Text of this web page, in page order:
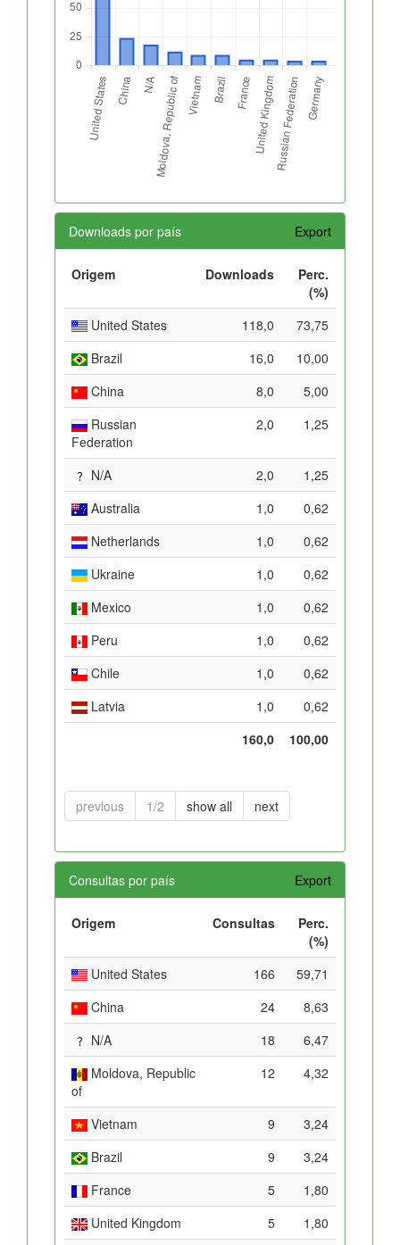
Downloads por país Export
Origem Downloads
Perc.
(%)
United States
118,0
73,75
Brazil
16,0
10,00
China
8,0
5,00
Russian
Federation
2,0 1,25
N/A 2,0
1,25
Australia
1,0
0,62
Netherlands
1,0
0,62
Ukraine
1,0
0,62
Mexico
1,0
0,62
Peru
1,0
0,62
Chile
1,0
0,62
Latvia
1,0
0,62
160,0
100,00
previous 1/2 show all next
Consultas por país Export
Origem Consultas
Perc.
(%)
United States
166
59,71
China
24
8,63
N/A
18
6,47
Moldova, Republic
of
12 4,32
Vietnam 9
3,24
Brazil
9
3,24
France
5
1,80
United Kingdom
5
1,80